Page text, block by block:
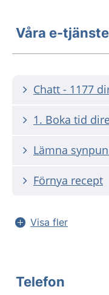
Våra e-
Chatt - 1177
1. Boka tid
Lämna
Förnya recept
Visa fler
Telefon